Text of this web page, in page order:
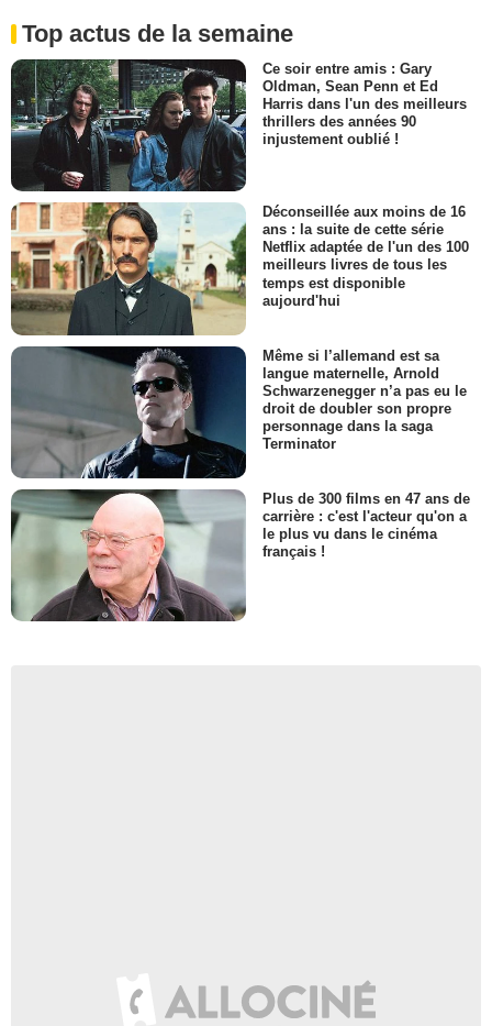
Top actus de la semaine
Ce soir entre amis : Gary
Oldman, Sean Penn et Ed
Harris dans l'un des meilleurs
thrillers des années 90
injustement oublié !
Déconseillée aux moins de 16
ans : la suite de cette série
Netflix adaptée de l'un des 100
meilleurs livres de tous les
temps est disponible
aujourd'hui
Même si l’allemand est sa
langue maternelle, Arnold
Schwarzenegger n’a pas eu le
droit de doubler son propre
personnage dans la saga
Terminator
Plus de 300 films en 47 ans de
carrière : c'est l'acteur qu'on a
le plus vu dans le cinéma
français !